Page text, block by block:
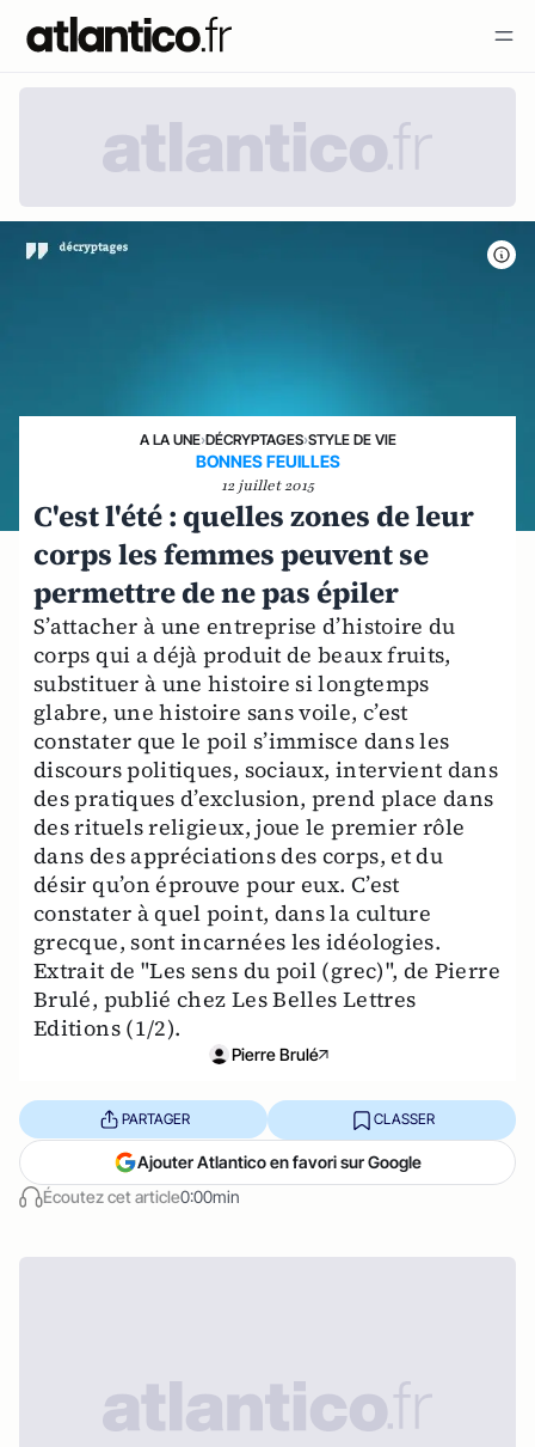
A LA UNE›DÉCRYPTAGES›STYLE DE VIE
BONNES FEUILLES
12 juillet 2015
C'est l'été : quelles zones de leur
corps les femmes peuvent se
permettre de ne pas épiler
S’attacher à une entreprise d’histoire du
corps qui a déjà produit de beaux fruits,
substituer à une histoire si longtemps
glabre, une histoire sans voile, c’est
constater que le poil s’immisce dans les
discours politiques, sociaux, intervient dans
des pratiques d’exclusion, prend place dans
des rituels religieux, joue le premier rôle
dans des appréciations des corps, et du
désir qu’on éprouve pour eux. C’est
constater à quel point, dans la culture
grecque, sont incarnées les idéologies.
Extrait de "Les sens du poil (grec)", de Pierre
Brulé, publié chez Les Belles Lettres
Editions (1/2).
Pierre Brulé
Écoutez cet article0:00min
PARTAGER CLASSER
Ajouter Atlantico en favori sur Google